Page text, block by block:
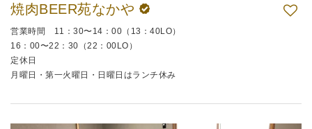
焼肉BEER苑なかや
営業時間 11：30〜14：00（13：40LO）
16：00〜22：30（22：00LO）
定休日
月曜日・第一火曜日・日曜日はランチ休み